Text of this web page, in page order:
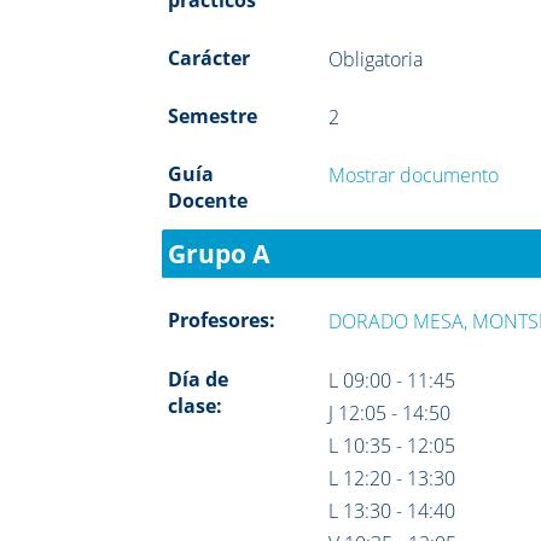
Carácter Obligatoria
Semestre 2
Guía
Docente
Mostrar documento
Grupo A
Profesores: DORADO MESA,
Día de
clase:
L 09:00 - 11:45
J 12:05 - 14:50
L 10:35 - 12:05
L 12:20 - 13:30
L 13:30 - 14:40